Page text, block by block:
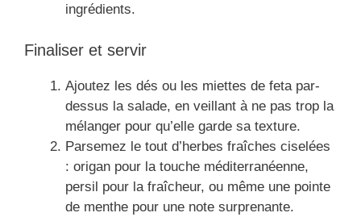
ingrédients.
Finaliser et servir
Ajoutez les dés ou les miettes de feta par-
dessus la salade, en veillant à ne pas trop la
mélanger pour qu’elle garde sa texture.
Parsemez le tout d’herbes fraîches ciselées
: origan pour la touche méditerranéenne,
persil pour la fraîcheur, ou même une pointe
de menthe pour une note surprenante.